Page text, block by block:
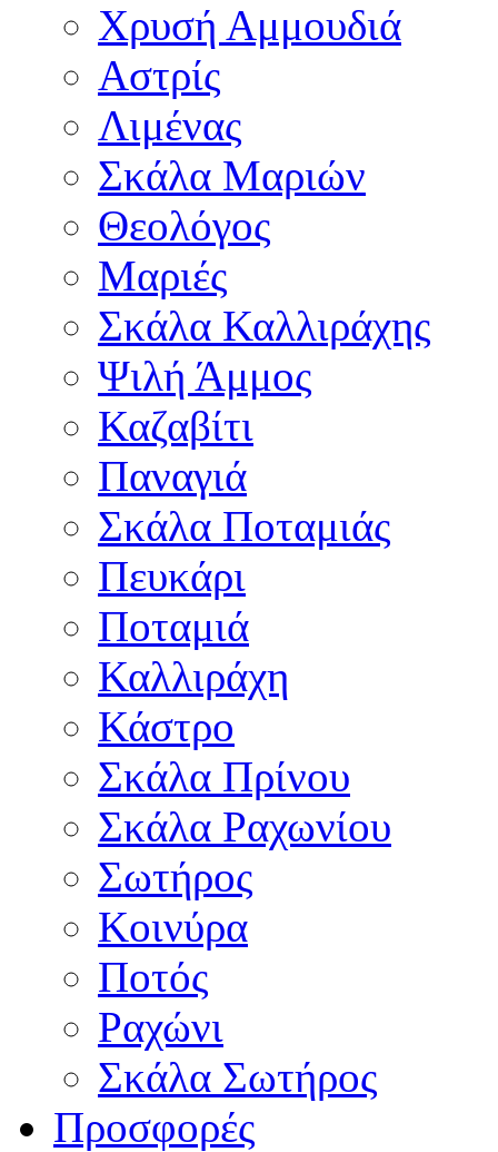
Χρυσή Αμμουδιά
Αστρίς
Λιμένας
Σκάλα Μαριών
Θεολόγος
Μαριές
Σκάλα Καλλιράχης
Ψιλή Άμμος
Καζαβίτι
Παναγιά
Σκάλα Ποταμιάς
Πευκάρι
Ποταμιά
Καλλιράχη
Κάστρο
Σκάλα Πρίνου
Σκάλα Ραχωνίου
Σωτήρος
Κοινύρα
Ποτός
Ραχώνι
Σκάλα Σωτήρος
Προσφορές